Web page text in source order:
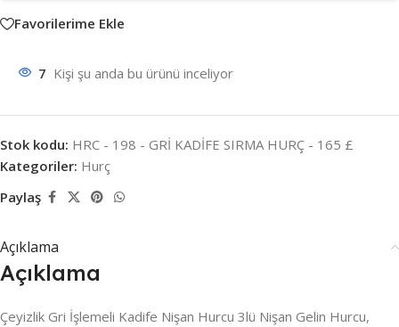
Favorilerime Ekle
7 Kişi şu anda bu ürünü inceliyor
Stok kodu: HRC - 198 - GRİ KADİFE SIRMA HURÇ - 165 £
Kategoriler: Hurç
Paylaş
Açıklama
Açıklama
Çeyizlik Gri İşlemeli Kadife Nişan Hurcu 3lü Nişan Gelin Hurcu,